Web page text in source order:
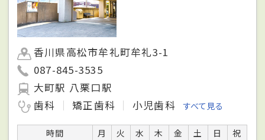
香川県高松市牟礼町牟礼3-1
087-845-3535
大町駅 八栗口駅
歯科
矯正歯科 小児歯科 すべて見る
時間 月 火 水 木 金 土 日
祝